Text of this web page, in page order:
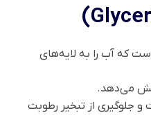
که آب را به لایه‌های
می‌دهد.
جلوگیری از تبخیر رطوبت